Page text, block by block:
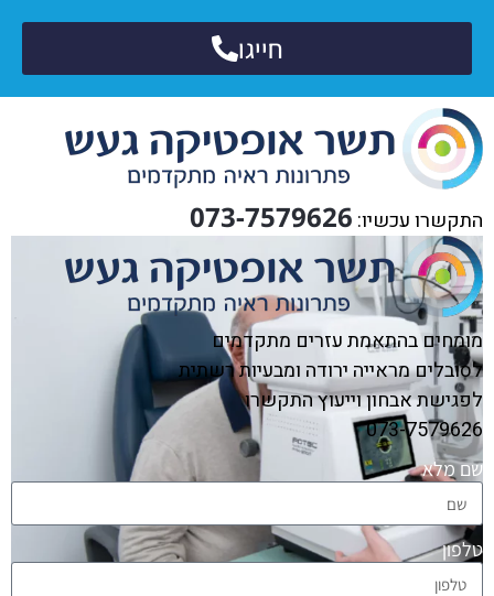
חייגו
התקשרו עכשיו: 073-7579626
מומחים בהתאמת עזרים מתקדמים
לסובלים מראייה ירודה ומבעיות רשתית
לפגישת אבחון וייעוץ התקשרו
073-7579626
שם מלא
טלפון